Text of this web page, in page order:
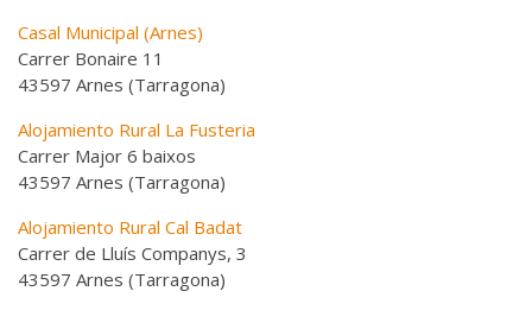
Casal Municipal (Arnes)
Carrer Bonaire 11
43597 Arnes (Tarragona)
Alojamiento Rural La Fusteria
Carrer Major 6 baixos
43597 Arnes (Tarragona)
Alojamiento Rural Cal Badat
Carrer de Lluís Companys, 3
43597 Arnes (Tarragona)